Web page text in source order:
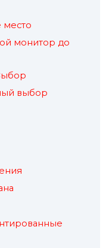
место
монитор до
выбор